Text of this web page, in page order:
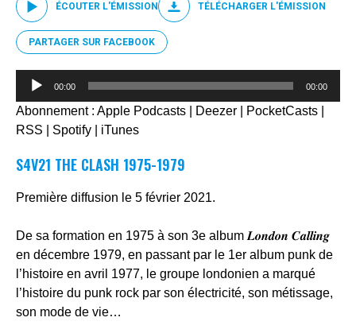
ÉCOUTER L'ÉMISSION TÉLÉCHARGER L'ÉMISSION
PARTAGER SUR FACEBOOK
Lecteur
00:00 00:00
Abonnement : Apple Podcasts Deezer PocketCasts
RSS
Spotify iTunes
S4V21 THE CLASH 1975-1979
Première diffusion le 5 février 2021.
De sa formation en 1975 à son 3e album 𝑳𝒐𝒏𝒅𝒐𝒏 𝑪𝒂𝒍𝒍𝒊𝒏𝒈
en décembre 1979, en passant par le 1er album punk de
l’histoire en avril 1977, le groupe londonien a marqué
l’histoire du punk rock par son électricité, son métissage,
son mode de vie…